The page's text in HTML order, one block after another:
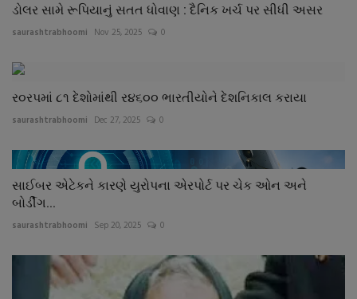
ડોલર સામે રૂપિયાનું સતત ધોવાણ : દૈનિક ખર્ચ પર સીધી અસર
saurashtrabhoomi Nov 25, 2025 0
ર૦રપમાં ૮૧ દેશોમાંથી ર૪૬૦૦ ભારતીયોને દેશનિકાલ કરાયા
saurashtrabhoomi Dec 27, 2025 0
સાઈબર એટેકને કારણે યુરોપના એરપોર્ટ પર ચેક ઓન અને
બોર્ડીંગ...
saurashtrabhoomi Sep 20, 2025 0